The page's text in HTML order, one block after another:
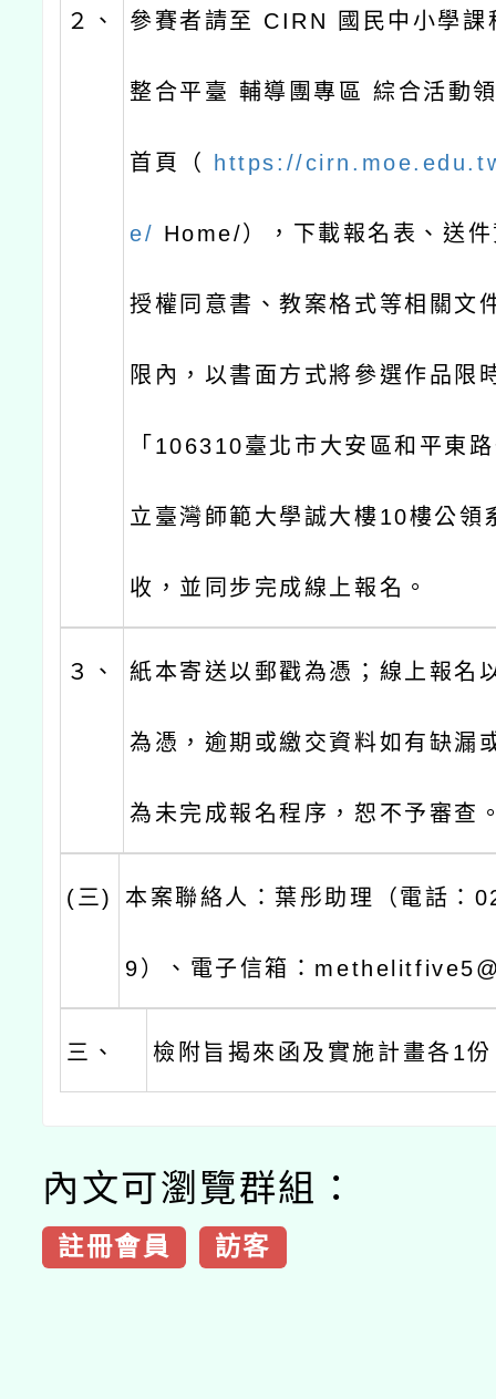
２、 參賽者請至 CIRN 國民中小學課
整合平臺 輔導團專區 綜合活動
首頁（ https://
e/ Home/），下載報名表、送
授權同意書、教案格式等相關文
限內，以書面方式將參選作品限
「106310臺北市大安區和平東
立臺灣師範大學誠大樓10樓公領
收，並同步完成線上報名。
３、 紙本寄送以郵戳為憑；線上報名
為憑，逾期或繳交資料如有缺漏
為未完成報名程序，恕不予審查
(三) 本案聯絡人：葉彤助理（電話：
9）、電子信箱：
三、 檢附旨揭來函及實施計畫各1
內文可瀏覽群組：
註冊會員 訪客